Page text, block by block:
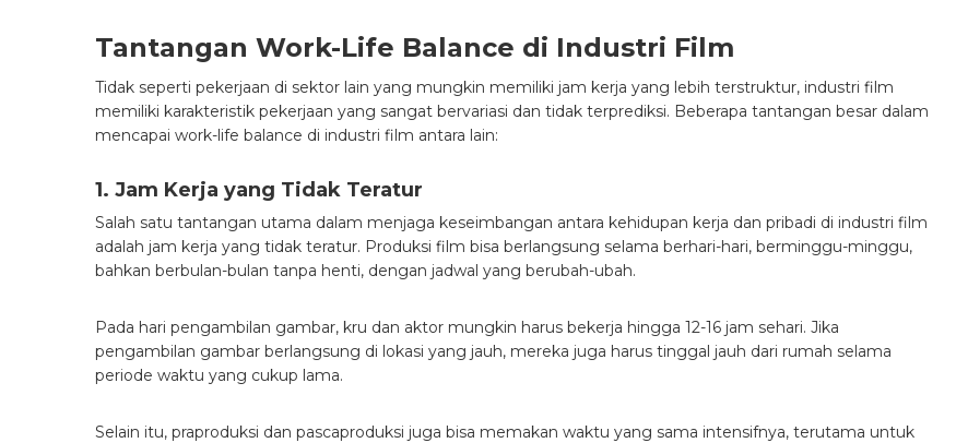
Tantangan Work-Life Balance di Industri Film
Tidak seperti pekerjaan di sektor lain yang mungkin memiliki jam kerja yang lebih terstruktur, industri film
memiliki karakteristik pekerjaan yang sangat bervariasi dan tidak terprediksi. Beberapa tantangan besar dalam
mencapai work-life balance di industri film antara lain:
1. Jam Kerja yang Tidak Teratur
Salah satu tantangan utama dalam menjaga keseimbangan antara kehidupan kerja dan pribadi di industri film
adalah jam kerja yang tidak teratur. Produksi film bisa berlangsung selama berhari-hari, berminggu-minggu,
bahkan berbulan-bulan tanpa henti, dengan jadwal yang berubah-ubah.
Pada hari pengambilan gambar, kru dan aktor mungkin harus bekerja hingga 12-16 jam sehari. Jika
pengambilan gambar berlangsung di lokasi yang jauh, mereka juga harus tinggal jauh dari rumah selama
periode waktu yang cukup lama.
Selain itu, praproduksi dan pascaproduksi juga bisa memakan waktu yang sama intensifnya, terutama untuk